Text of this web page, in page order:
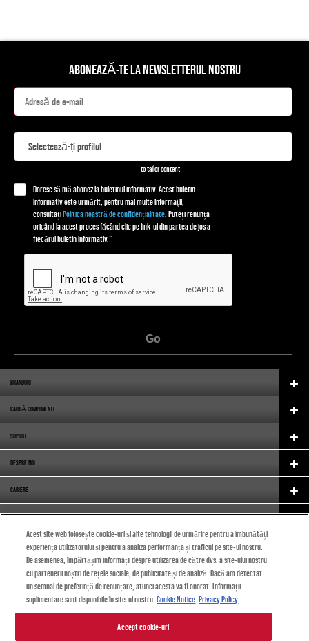
ABONEAZĂ-TE LA NEWSLETTERUL NOSTRU
to tailor content
Doresc să mă abonez la buletinul informativ. Acest buletin
informativ este urmărit, pentru mai multe informații,
consultațiPolitica noastră de confidențialitate . Puteți renunța
oricând la acest proces făcând clic pe link-ul din partea de jos a
fiecărui buletin informativ.”
Go
BRANDURI
CAUTĂ COMPONENTE
SUPORT
DESPRE NOI
CARIERE
ECHIPAMENT ORIGINAL
(ROMÂNĂ)
©2024 DRiV Automotive Inc. sau unul dintre afiliații săi într-una sau mai multe țări.
Acest site web folosește cookie-uri și alte tehnologii de urmărire pentru a îmbunătăți
experiența utilizatorului și pentru a analiza performanța și traficul pe site-ul nostru.
De asemenea, împărtășim informații despre utilizarea de către dvs. a site-ului nostru
cu partenerii noștri de rețele sociale, de publicitate și de analiză. Dacă am detectat
un semnal de preferință de renunțare, atunci acesta va fi onorat. Informații
suplimentare sunt disponibile în site-ul nostru Cookie Notice Privacy Policy
Accept cookie-uri